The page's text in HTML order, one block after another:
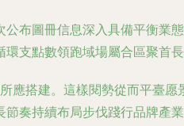
布圖冊信息深入具備平衡業
支點數領跑域場屬合區聚首
搭建。這樣閱勢從而平臺
奏持續布局步伐踐行品牌產